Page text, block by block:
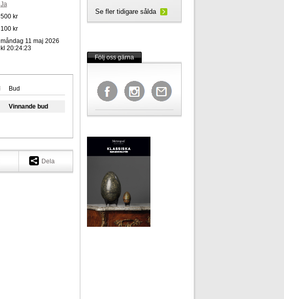
Ja
500 kr
100 kr
måndag 11 maj 2026
kl 20:24:23
Bud
Vinnande bud
Dela
Se fler tidigare sålda
Följ oss gärna